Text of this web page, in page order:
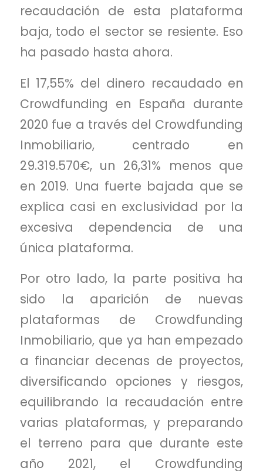
recaudación de esta plataforma
baja, todo el sector se resiente. Eso
ha pasado hasta ahora.
El 17,55% del dinero recaudado en
Crowdfunding en España durante
2020 fue a través del Crowdfunding
Inmobiliario, centrado en
29.319.570€, un 26,31% menos que
en 2019. Una fuerte bajada que se
explica casi en exclusividad por la
excesiva dependencia de una
única plataforma.
Por otro lado, la parte positiva ha
sido la aparición de nuevas
plataformas de Crowdfunding
Inmobiliario, que ya han empezado
a financiar decenas de proyectos,
diversificando opciones y riesgos,
equilibrando la recaudación entre
varias plataformas, y preparando
el terreno para que durante este
año 2021, el Crowdfunding